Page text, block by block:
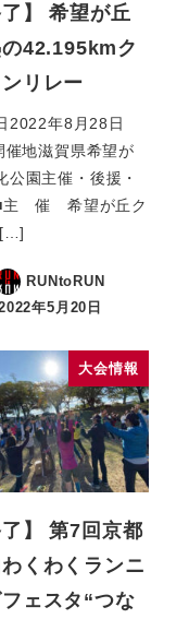
了】 希望が丘
42.195kmク
リレー
2022年8月28日
催地滋賀県希望が
公園主催・後援・
主 催 希望が丘ク
[…]
RUNtoRUN
年5月20日
大会情報
了】 第7回京都
くわくランニ
ェスタ“つな